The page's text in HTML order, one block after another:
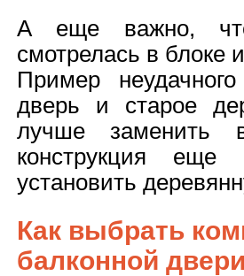
А еще важно,
смотрелась в блоке
Пример
дверь и старое
лучше заменить
конструкция еще
установить
Как выбрать
балконной двери